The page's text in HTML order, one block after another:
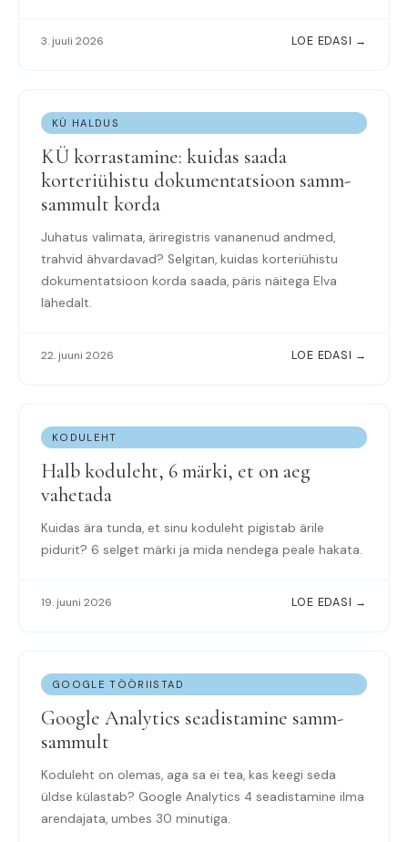
3. juuli 2026 LOE EDASI →
KÜ HALDUS
KÜ korrastamine: kuidas saada
korteriühistu dokumentatsioon samm-
sammult korda
Juhatus valimata, äriregistris vananenud andmed,
trahvid ähvardavad? Selgitan, kuidas korteriühistu
dokumentatsioon korda saada, päris näitega Elva
lähedalt.
22. juuni 2026 LOE EDASI →
KODULEHT
Halb koduleht, 6 märki, et on aeg
vahetada
Kuidas ära tunda, et sinu koduleht pigistab ärile
pidurit? 6 selget märki ja mida nendega peale hakata.
19. juuni 2026 LOE EDASI →
GOOGLE TÖÖRIISTAD
Google Analytics seadistamine samm-
sammult
Koduleht on olemas, aga sa ei tea, kas keegi seda
üldse külastab? Google Analytics 4 seadistamine ilma
arendajata, umbes 30 minutiga.